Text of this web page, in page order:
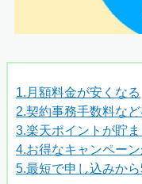
1.月額料金が安くなる
2.契約事務手数料な
3.楽天ポイントが貯
4.お得なキャンペー
5.最短で申し込みか